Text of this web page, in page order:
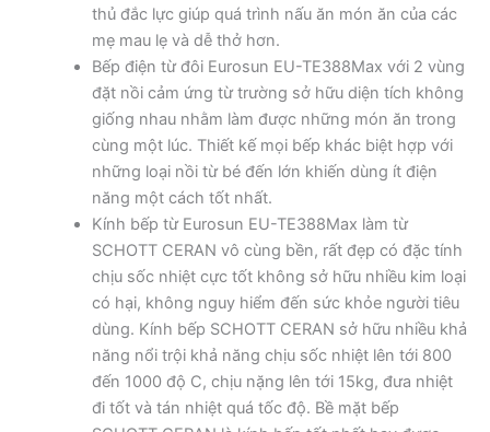
thủ đắc lực giúp quá trình nấu ăn món ăn của các
mẹ mau lẹ và dễ thở hơn.
Bếp điện từ đôi Eurosun EU-TE388Max với 2 vùng
đặt nồi cảm ứng từ trường sở hữu diện tích không
giống nhau nhằm làm được những món ăn trong
cùng một lúc. Thiết kế mọi bếp khác biệt hợp với
những loại nồi từ bé đến lớn khiến dùng ít điện
năng một cách tốt nhất.
Kính bếp từ Eurosun EU-TE388Max làm từ
SCHOTT CERAN vô cùng bền, rất đẹp có đặc tính
chịu sốc nhiệt cực tốt không sở hữu nhiều kim loại
có hại, không nguy hiểm đến sức khỏe người tiêu
dùng. Kính bếp SCHOTT CERAN sở hữu nhiều khả
năng nổi trội khả năng chịu sốc nhiệt lên tới 800
đến 1000 độ C, chịu nặng lên tới 15kg, đưa nhiệt
đi tốt và tán nhiệt quá tốc độ. Bề mặt bếp